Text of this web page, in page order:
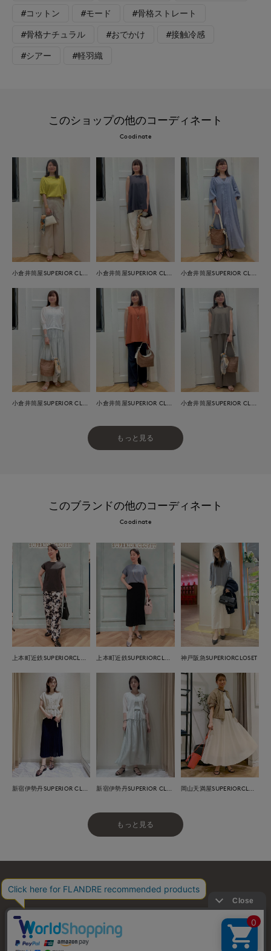
#コットン #モード #骨格ストレート
#骨格ナチュラル #おでかけ #接触冷感
#シアー #軽羽織
このショップの他のコーディネート
Coodinate
もっと見る
このブランドの他のコーディネート
Coodinate
神戸阪急SUPERIORCLOSET
もっと見る
お問い合わせ 利用規約 プライバシーポリシー
特定商取引・古物営業法に基づく表示